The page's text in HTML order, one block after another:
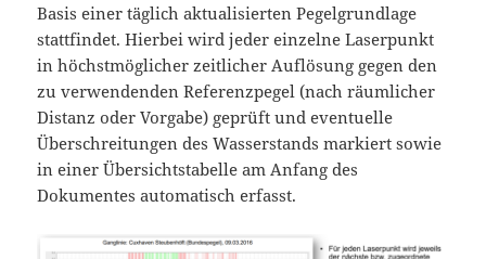
Basis einer täglich aktualisierten Pegelgrundlage
stattfindet. Hierbei wird jeder einzelne Laserpunkt
in höchstmöglicher zeitlicher Auflösung gegen den
zu verwendenden Referenzpegel (nach räumlicher
Distanz oder Vorgabe) geprüft und eventuelle
Überschreitungen des Wasserstands markiert sowie
in einer Übersichtstabelle am Anfang des
Dokumentes automatisch erfasst.